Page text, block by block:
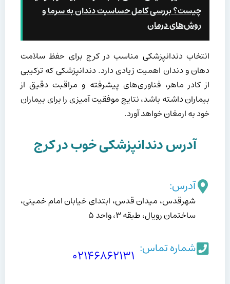
چیست؟ بررسی کامل حساسیت دندان به سرما و
روش‌های درمان
انتخاب دندانپزشکی مناسب در کرج برای حفظ سلامت
دهان و دندان اهمیت زیادی دارد. دندانپزشکی که ترکیبی
از کادر ماهر، فناوری‌های پیشرفته و مراقبت دقیق از
بیماران داشته باشد، نتایج موفقیت آمیزی را برای بیماران
خود به ارمغان خواهد آورد.
آدرس دندانپزشکی خوب در کرج
آدرس:
شهرقدس، میدان قدس، ابتدای خیابان امام خمینی،
ساختمان رویال، طبقه ۳، واحد ۵
شماره تماس: ۰۲۱۴۶۸۶۲۱۳۱